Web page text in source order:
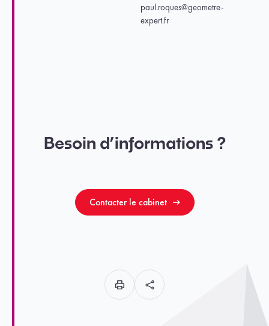
paul.roques@geometre-
expert.fr
Besoin d’informations ?
Contacter le cabinet